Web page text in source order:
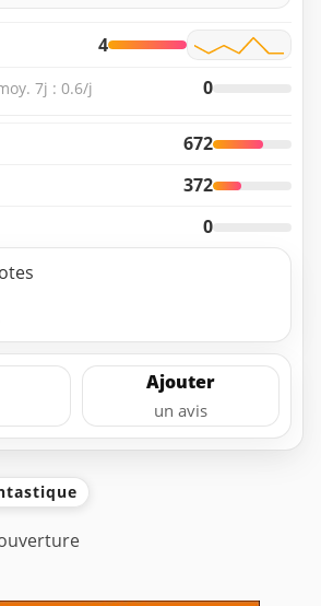
4
7j : 0.6/j 0
672
372
0
Ajouter
un avis